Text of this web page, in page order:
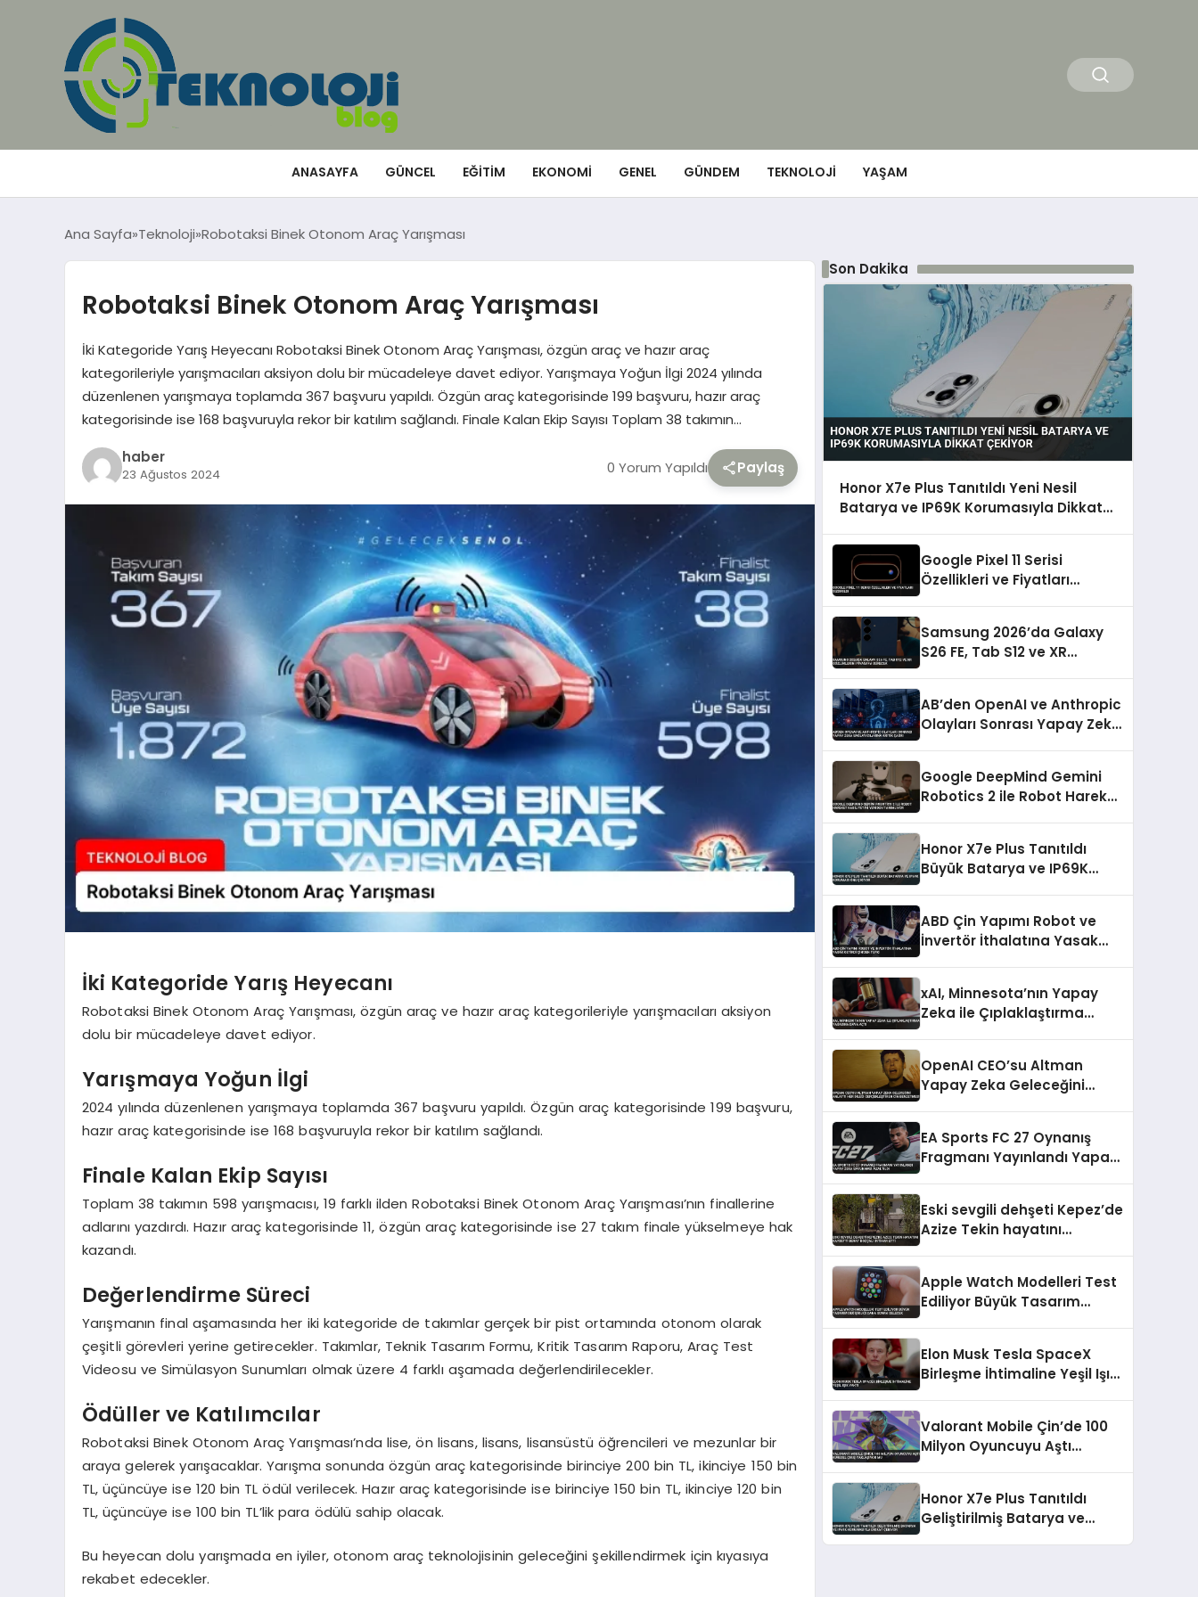
ANASAYFA GÜNCEL EĞITIM EKONOMI GENEL GÜNDEM TEKNOLOJI YAŞAM
Ana Sayfa Teknoloji Robotaksi Binek Otonom Araç Yarışması
Robotaksi Binek Otonom Araç Yarışması
İki Kategoride Yarış Heyecanı Robotaksi Binek Otonom Araç Yarışması, özgün araç ve hazır araç
kategorileriyle yarışmacıları aksiyon dolu bir mücadeleye davet ediyor. Yarışmaya Yoğun İlgi 2024 yılında
düzenlenen yarışmaya toplamda 367 başvuru yapıldı. Özgün araç kategorisinde 199 başvuru, hazır araç
kategorisinde ise 168 başvuruyla rekor bir katılım sağlandı. Finale Kalan Ekip Sayısı Toplam 38 takımın…
haber
23 Ağustos 2024 0 Yorum Yapıldı Paylaş
İki Kategoride Yarış Heyecanı
Robotaksi Binek Otonom Araç Yarışması, özgün araç ve hazır araç kategorileriyle yarışmacıları aksiyon
dolu bir mücadeleye davet ediyor.
Yarışmaya Yoğun İlgi
2024 yılında düzenlenen yarışmaya toplamda 367 başvuru yapıldı. Özgün araç kategorisinde 199 başvuru,
hazır araç kategorisinde ise 168 başvuruyla rekor bir katılım sağlandı.
Finale Kalan Ekip Sayısı
Toplam 38 takımın 598 yarışmacısı, 19 farklı ilden Robotaksi Binek Otonom Araç Yarışması’nın finallerine
adlarını yazdırdı. Hazır araç kategorisinde 11, özgün araç kategorisinde ise 27 takım finale yükselmeye hak
kazandı.
Değerlendirme Süreci
Yarışmanın final aşamasında her iki kategoride de takımlar gerçek bir pist ortamında otonom olarak
çeşitli görevleri yerine getirecekler. Takımlar, Teknik Tasarım Formu, Kritik Tasarım Raporu, Araç Test
Videosu ve Simülasyon Sunumları olmak üzere 4 farklı aşamada değerlendirilecekler.
Ödüller ve Katılımcılar
Robotaksi Binek Otonom Araç Yarışması’nda lise, ön lisans, lisans, lisansüstü öğrencileri ve mezunlar bir
araya gelerek yarışacaklar. Yarışma sonunda özgün araç kategorisinde birinciye 200 bin TL, ikinciye 150 bin
TL, üçüncüye ise 120 bin TL ödül verilecek. Hazır araç kategorisinde ise birinciye 150 bin TL, ikinciye 120 bin
TL, üçüncüye ise 100 bin TL’lik para ödülü sahip olacak.
Bu heyecan dolu yarışmada en iyiler, otonom araç teknolojisinin geleceğini şekillendirmek için kıyasıya
rekabet edecekler.
Son Dakika
Honor X7e Plus Tanıtıldı Yeni Nesil
Batarya ve IP69K Korumasıyla Dikkat
Google Pixel 11 Serisi
Özellikleri ve Fiyatları
Samsung 2026’da Galaxy
S26 FE, Tab S12 ve XR
AB’den OpenAI ve Anthropic
Olayları Sonrası Yapay Zeka
Google DeepMind Gemini
Robotics 2 ile Robot Hareket
Honor X7e Plus Tanıtıldı
Büyük Batarya ve IP69K
ABD Çin Yapımı Robot ve
İnvertör İthalatına Yasak
xAI, Minnesota’nın Yapay
Zeka ile Çıplaklaştırma
OpenAI CEO’su Altman
Yapay Zeka Geleceğini
Benzetmesi
EA Sports FC 27 Oynanış
Fragmanı Yayınlandı Yapay
Eski sevgili dehşeti Kepez’de
Azize Tekin hayatını
Apple Watch Modelleri Test
Ediliyor Büyük Tasarım
Elon Musk Tesla SpaceX
Birleşme İhtimaline Yeşil Işık
Valorant Mobile Çin’de 100
Milyon Oyuncuyu Aştı
Honor X7e Plus Tanıtıldı
Geliştirilmiş Batarya ve